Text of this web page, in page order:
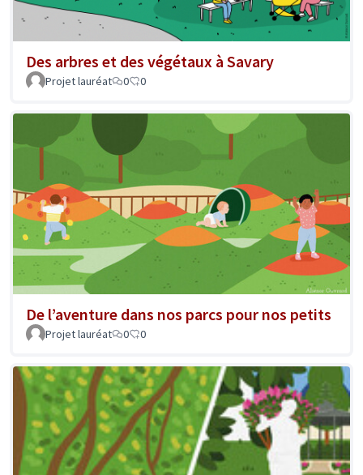
Des arbres et des végétaux à Savary
Projet lauréat 0 0
De l’aventure dans nos parcs pour nos petits
Projet lauréat 0 0